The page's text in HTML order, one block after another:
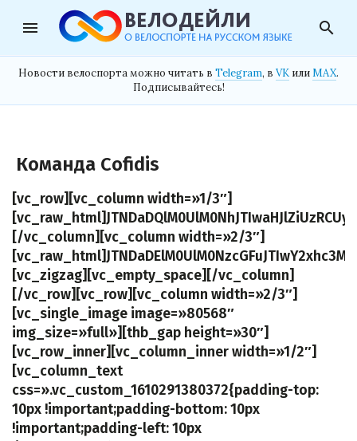
menu search
Новости велоспорта можно читать в Telegram, в VK илиMAX.
Подписывайтесь!
Команда Cofidis
[vc_row][vc_column width=»1/3″]
[/vc_column][vc_column width=»2/3″]
[vc_zigzag][vc_empty_space][/vc_column]
[/vc_row][vc_row][vc_column width=»2/3″]
[vc_single_image image=»80568″
img_size=»full»][thb_gap height=»30″]
[vc_row_inner][vc_column_inner width=»1/2″]
[vc_column_text
css=».vc_custom_1610291380372{padding-top:
10px !important;padding-bottom: 10px
!important;padding-left: 10px